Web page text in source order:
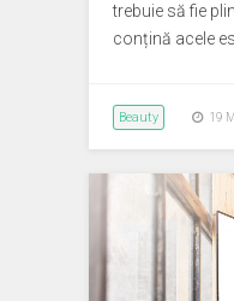
trebuie să fie
conțină acele
Beauty 19